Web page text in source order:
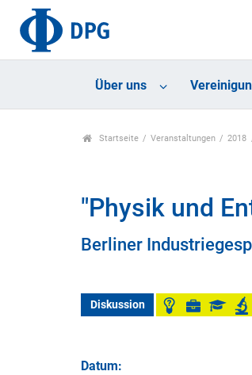
Über uns
Startseite Veranstaltungen 2018
"Physik und
Berliner
Diskussion
Datum: